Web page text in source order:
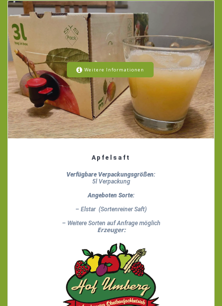
Weitere Informationen
Apfelsaft
Verfügbare Verpackungsgrößen:
5l Verpackung
Angeboten Sorte:
– Elstar (Sortenreiner Saft)
– Weitere Sorten auf Anfrage möglich
Erzeuger: